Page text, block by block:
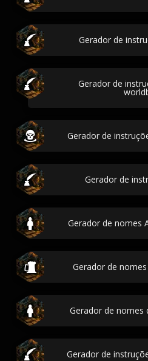
Gerador de
Gerador de
Gerador de
Gerador de
Gerador de nomes
Gerador de
Gerador de nomes
Gerador de